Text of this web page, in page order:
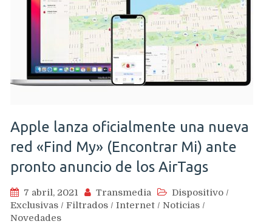
Apple lanza oficialmente una nueva
red «Find My» (Encontrar Mi) ante
pronto anuncio de los AirTags
7 abril, 2021 Transmedia Dispositivo /
Exclusivas / Filtrados / Internet / Noticias /
Novedades